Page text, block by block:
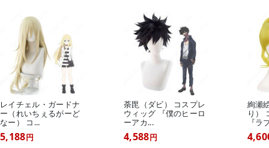
レイチェル・ガードナ
ー（れいちぇるがーど
なー） コ...
5,188円
荼毘（ダビ） コスプレ
ウィッグ 『僕のヒーロ
ーアカ...
4,588円
絢瀬
り）
『ラ